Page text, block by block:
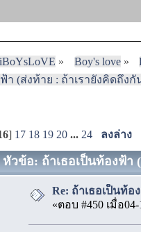
» Boy's love»
า (ส่งท้าย : ถ้าเรายังคิดถึงกั
] 17 18 19 20 ... 24 ลงล่าง
หัวข้อ: ถ้าเธอเป็นท้องฟ้า (
Re: ถ้าเธอเป็นท้อ
«ตอบ #450 เมื่อ04-